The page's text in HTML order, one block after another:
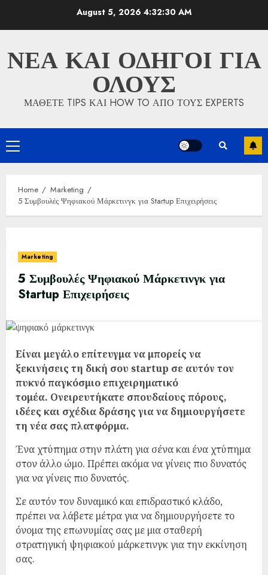
August 5, 20264:32:31 AM
ΝΕΑ ΚΑΙ ΟΔΗΓΟΙ ΓΙΑ
ΟΛΟΥΣ
ΜΑΘΕΤΕ TIPS ΚΑΙ HOW TO ΑΠΟ ΤΟΥΣ EXPERTS
Primary
Home
Marketing
5 Συμβουλές Ψηφιακού Μάρκετινγκ για Startup Επιχειρήσεις
Marketing
5 Συμβουλές Ψηφιακού Μάρκετινγκ για
Startup Επιχειρήσεις
Είναι μεγάλο επίτευγμα να μπορείς να
ξεκινήσεις τη δική σου startup σε αυτόν τον
πυκνό παγκόσμιο επιχειρηματικό
τομέα. Ονειρευτήκατε σπουδαίους πόρους,
ιδέες και σχέδια δράσης για να δημιουργήσετε
τη νέα σας πλατφόρμα.
Ένα χτύπημα στην πλάτη για σένα και ένα χτύπημα
στον άλλο ώμο. Πρέπει ακόμα να γίνεις πιο δυνατός
για να γίνεις πιο δυνατός.
Σε αυτόν τον δυναμικό και επιδραστικό κλάδο,
πρέπει να λάβετε μέτρα για να δημιουργήσετε το
όνομα της επωνυμίας σας με μια σταθερή
στρατηγική ψηφιακού μάρκετινγκ για την εκκίνηση
σας.